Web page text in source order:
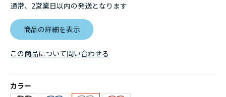
通常、2営業日以内の発送となります
商品の詳細を表示
カラー
この商品について問い合わせる